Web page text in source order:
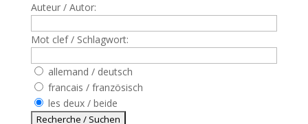
Auteur / Autor:
Mot clef / Schlagwort:
allemand / deutsch
francais / französisch
les deux / beide